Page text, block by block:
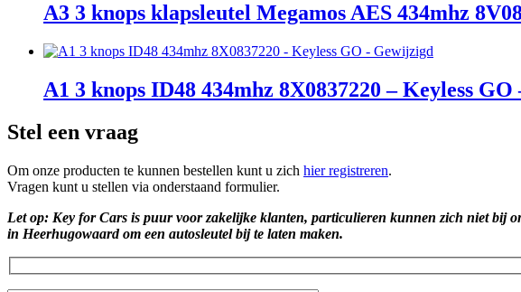
A3 3 knops klapsleutel Megamos AES 434mhz
A1 3 knops ID48 434mhz 8X0837220 – Keyless
Stel een vraag
Om onze producten te kunnen bestellen kunt u zich hier registreren.
Vragen kunt u stellen via onderstaand formulier.
Let op: Key for Cars is puur voor zakelijke klanten, particulieren kunnen zich niet bij
in Heerhugowaard om een autosleutel bij te laten maken.